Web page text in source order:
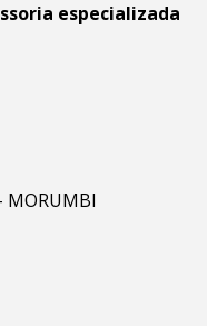
especializada
MORUMBI